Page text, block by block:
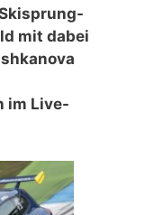
mit dabei
im Live-